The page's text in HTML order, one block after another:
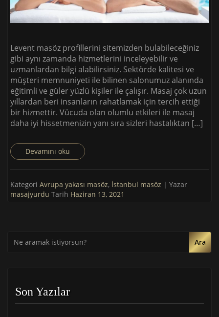
Levent masöz profillerini sitemizden bulabileceğiniz
gibi aynı zamanda hizmetlerini inceleyebilir ve
uzmanlardan bilgi alabilirsiniz. Sektörde kalitesi ve
müşteri memnuniyeti ile bilinen salonumuz alanında
eğitimli ve güler yüzlü kişiler ile çalışır. Masaj çok uzun
yıllardan beri insanların rahatlamak için tercih ettiği
bir hizmettir. Vücuda olan olumlu etkileri ile masaj
daha iyi hissetmenizin yanı sıra sizleri hastalıktan […]
Devamını oku
Kategori Avrupa yakası masöz, İstanbul masöz | Yazar
masajyurdu Tarih Haziran 13, 2021
Ara
Son Yazılar